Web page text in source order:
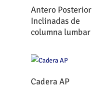
Leer Más
Antero Posterior
Inclinadas de
columna lumbar
Leer Más
Cadera AP